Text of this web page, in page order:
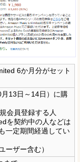
6か月分がセット
13日～14日）に購
会員登録する人
を契約中の人などは
一定期間経過してい
ーザー含む）